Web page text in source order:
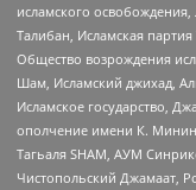
исламского
Талибан, Исламская
Общество возрождения
Шам, Исламский джихад,
Исламское государство,
ополчение имени К.
Тагьаля SHAM, АУМ
Чистопольский Джамаат,